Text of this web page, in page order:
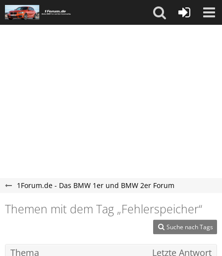
1Forum.de - Das BMW 1er und BMW 2er Forum
Themen mit dem Tag „Fehlerspeicher“
Suche nach Tags
Thema Letzte Antwort